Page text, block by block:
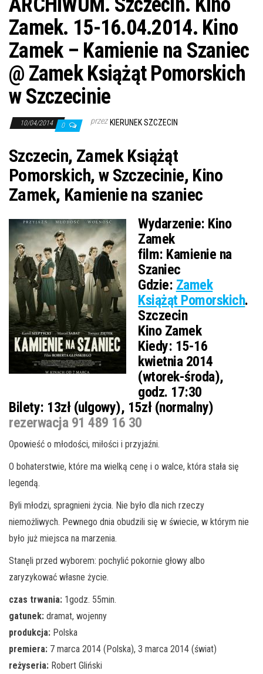
Zamek. 15-16.04.2014. Kino
Zamek – Kamienie na Szaniec
@ Zamek Książąt Pomorskich
w Szczecinie
10/04/2014 0 przez KIERUNEK SZCZECIN
Szczecin, Zamek Książąt
Pomorskich, w Szczecinie, Kino
Zamek, Kamienie na szaniec
Wydarzenie: Kino
Zamek
film: Kamienie na
Szaniec
Gdzie: Zamek
Książąt Pomorskich.
Szczecin
Kino Zamek
Kiedy: 15-16
kwietnia 2014
(wtorek-środa),
godz. 17:30
Bilety: 13zł (ulgowy), 15zł (normalny)
rezerwacja 91 489 16 30
Opowieść o młodości, miłości i przyjaźni.
O bohaterstwie, które ma wielką cenę i o walce, która stała się
legendą.
Byli młodzi, spragnieni życia. Nie było dla nich rzeczy
niemożliwych. Pewnego dnia obudzili się w świecie, w którym nie
było już miejsca na marzenia.
Stanęli przed wyborem: pochylić pokornie głowy albo
zaryzykować własne życie.
czas trwania: 1godz. 55min.
gatunek: dramat, wojenny
produkcja: Polska
premiera: 7 marca 2014 (Polska), 3 marca 2014 (świat)
reżyseria: Robert Gliński